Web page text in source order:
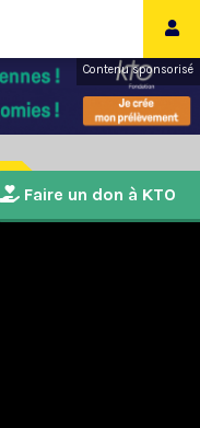
Contenu sponsorisé
Faire un don à KTO